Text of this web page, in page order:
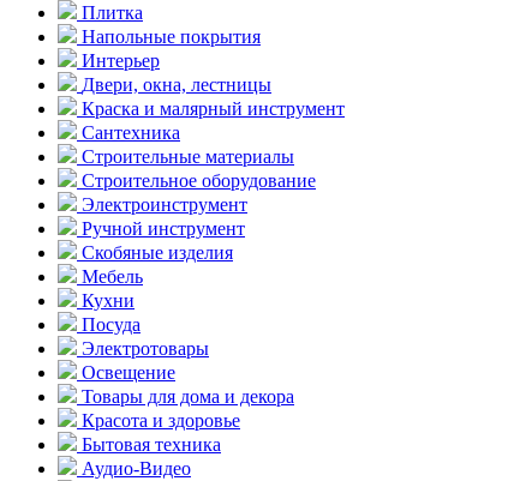
Плитка
Напольные покрытия
Интерьер
Двери, окна, лестницы
Краска и малярный инструмент
Сантехника
Строительные материалы
Строительное оборудование
Электроинструмент
Ручной инструмент
Скобяные изделия
Мебель
Кухни
Посуда
Электротовары
Освещение
Товары для дома и декора
Красота и здоровье
Бытовая техника
Аудио-Видео